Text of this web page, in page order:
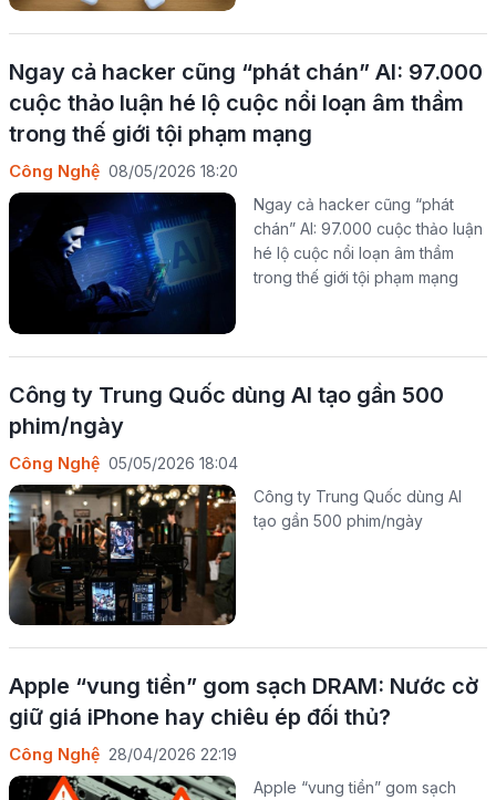
Ngay cả hacker cũng “phát chán” AI: 97.000
cuộc thảo luận hé lộ cuộc nổi loạn âm thầm
trong thế giới tội phạm mạng
Công Nghệ 08/05/2026 18:20
Ngay cả hacker cũng “phát
chán” AI: 97.000 cuộc thảo luận
hé lộ cuộc nổi loạn âm thầm
trong thế giới tội phạm mạng
Công ty Trung Quốc dùng AI tạo gần 500
phim/ngày
Công Nghệ 05/05/2026 18:04
Công ty Trung Quốc dùng AI
tạo gần 500 phim/ngày
Apple “vung tiền” gom sạch DRAM: Nước cờ
giữ giá iPhone hay chiêu ép đối thủ?
Công Nghệ 28/04/2026 22:19
Apple “vung tiền” gom sạch